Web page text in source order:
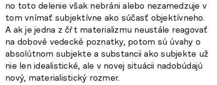
no toto delenie však nebráni alebo nezamedzuje v
tom vnímať subjektívne ako súčasť objektívneho.
A ak je jedna z čŕt materializmu neustále reagovať
na dobové vedecké poznatky, potom sú úvahy o
absolútnom subjekte a substancii ako subjekte už
nie len idealistické, ale v novej situácii nadobúdajú
nový, materialistický rozmer.